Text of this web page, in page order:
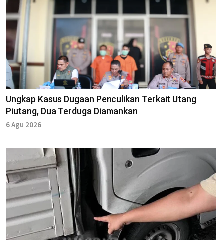
Ungkap Kasus Dugaan Penculikan Terkait Utang
Piutang, Dua Terduga Diamankan
6 Agu 2026